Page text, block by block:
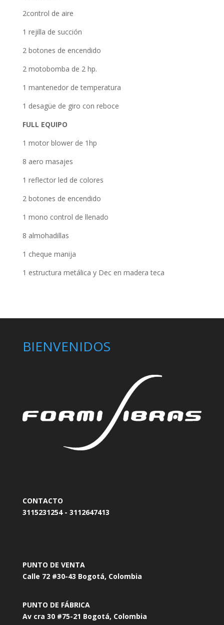
2control de aire
1 rejilla de succión
2 botones de encendido
2 motobomba de 2 hp.
1 mantenedor de temperatura
1 desagüe de giro con reboce
FULL EQUIPO
1 motor blower de 1hp
8 aero masajes
1 reflector led de colores
2 botones de encendido
1 mono control de llenado
8 almohadillas
1 cheque manija
1 estructura metálica y Dec en madera teca
BIENVENIDOS
CONTACTO
3115231254 - 3112647413
PUNTO DE VENTA
Calle 72 #30-43 Bogotá, Colombia
PUNTO DE FÁBRICA
Av cra 30 #75-21 Bogotá, Colombia